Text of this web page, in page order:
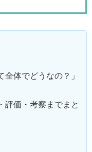
全体でどうなの？」
評価・考察までまと